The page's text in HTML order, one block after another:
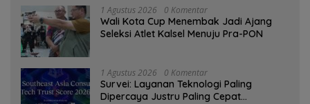
1 Agustus 2026 0 Komentar
Wali Kota Cup Menembak Jadi Ajang
Seleksi Atlet Kalsel Menuju Pra-PON
1 Agustus 2026 0 Komentar
Survei: Layanan Teknologi Paling
Dipercaya Justru Paling Cepat